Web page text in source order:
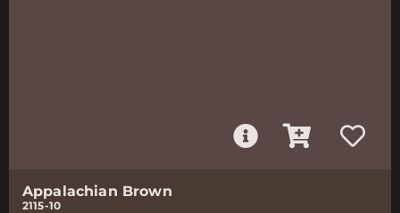
Appalachian Brown
2115-10